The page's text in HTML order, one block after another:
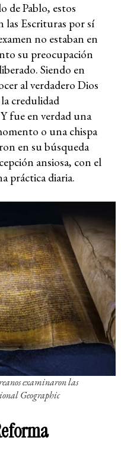
de Pablo, estos
las Escrituras por sí
no estaban en
su preocupación
Siendo en
al verdadero Dios
credulidad
fue en verdad una
o una chispa
en su búsqueda
ansiosa, con el
práctica diaria.
examinaron las
Geographic